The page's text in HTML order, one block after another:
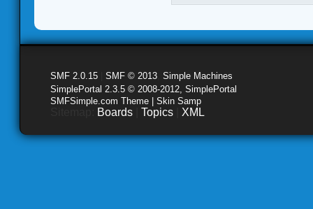
SMF 2.0.15 SMF © 2013 Simple Machines
SimplePortal 2.3.5 © 2008-2012, SimplePortal
SMFSimple.com Theme | Skin Samp
Boards Topics XML